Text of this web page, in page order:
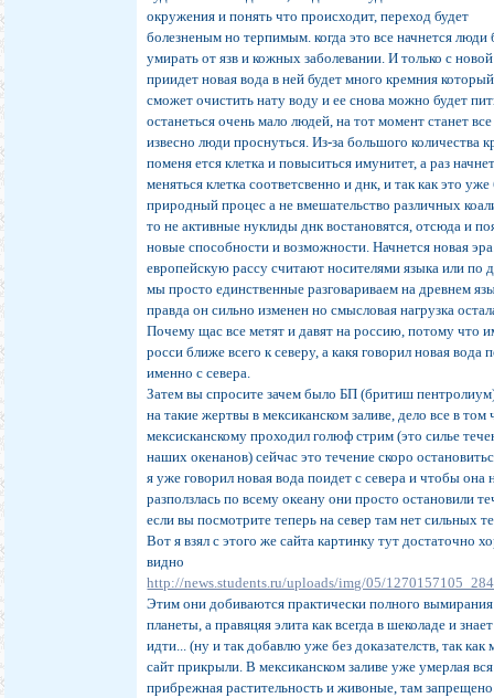
окружения и понять что происходит, переход будет
болезненым но терпимым. когда это все начнется люди
умирать от язв и кожных заболевании. И только с
приидет новая вода в ней будет много кремния который
сможет очистить нату воду и ее снова можно будет
останеться очень мало людей, на тот момент станет все
извесно люди проснуться. Из-за большого количества
поменя ется клетка и повыситься имунитет, а раз
меняться клетка соответсвенно и днк, и так как это уже
природный процес а не вмешательство различных
то не активные нуклиды днк востановятся, отсюда и
новые способности и возможности. Начнется новая
европейскую рассу считают носителями языка или по
мы просто единственные разговариваем на древнем
правда он сильно изменен но смысловая нагрузка
Почему щас все метят и давят на россию, потому что
росси ближе всего к северу, а какя говорил новая вода
именно с севера.
Затем вы спросите зачем было БП (бритиш
на такие жертвы в мексиканском заливе, дело все в том
мексисканскому проходил голюф стрим (это силье
наших окенанов) сейчас это течение скоро
я уже говорил новая вода поидет с севера и чтобы она
разползлась по всему океану они просто остановили
если вы посмотрите теперь на север там нет сильных
Вот я взял с этого же сайта картинку тут достаточно
видно
http://news.students.ru/uploads/img/05/
Этим они добиваются практически полного вымирания
планеты, а правяцяя элита как всегда в шеколаде и
идти... (ну и так добавлю уже без доказателств, так как
сайт прикрыли. В мексиканском заливе уже умерлая вся
прибрежная растительность и живоные, там запрещено